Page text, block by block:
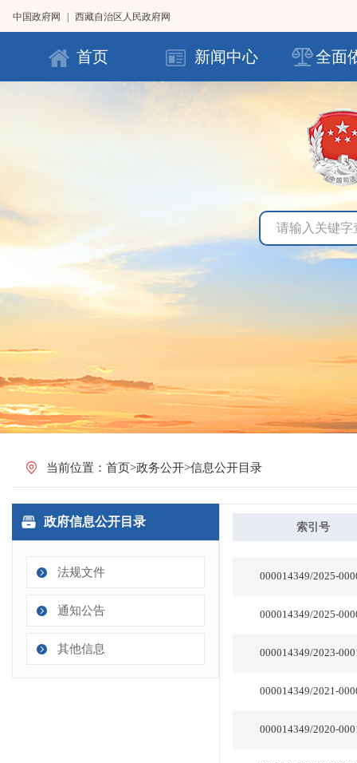
中国政府网 西藏自治区人民政府网
首页 新闻中心 全面
当前位置： 首页>政务公开>信息公开目录
政府信息公开目录
法规文件
通知公告
其他信息